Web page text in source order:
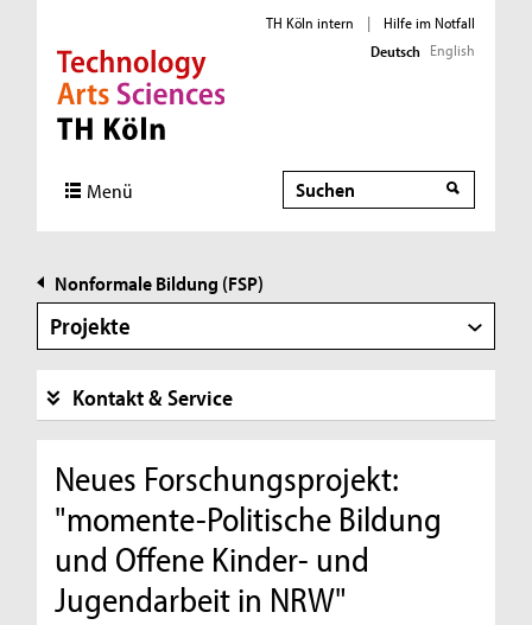
Direkt zur Hauptnavigation
Direkt zur Subnavigation
Direkt zum Inhalt
Direkt zum Fußbereich
TH Köln intern |
Hilfe im Notfall
Deutsch English
Menü Suche
Suche
Nonformale Bildung (FSP)
Projekte
Kontakt & Service
Neues Forschungsprojekt:
"momente-Politische Bildung
und Offene Kinder- und
Jugendarbeit in NRW"